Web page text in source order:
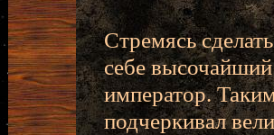
Стремясь
себе
император.
подчеркивал